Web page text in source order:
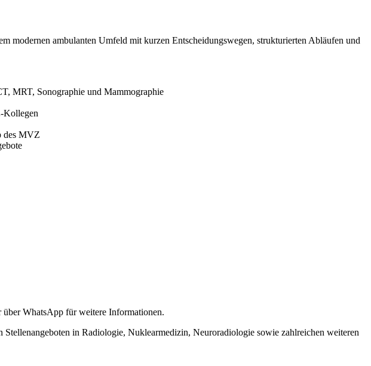
modernen ambulanten Umfeld mit kurzen Entscheidungswegen, strukturierten Abläufen und
MRT, Sonographie und Mammographie
Kollegen
des MVZ
WhatsApp für weitere Informationen.
in Radiologie, Nuklearmedizin, Neuroradiologie sowie zahlreichen weiteren